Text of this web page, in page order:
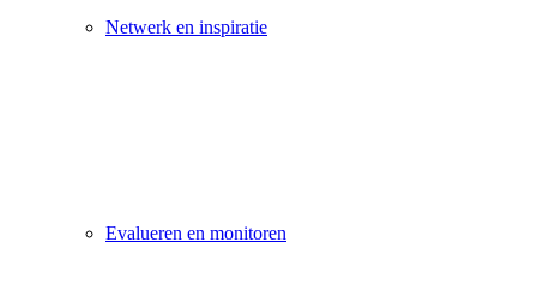
Netwerk en inspiratie
Evalueren en monitoren